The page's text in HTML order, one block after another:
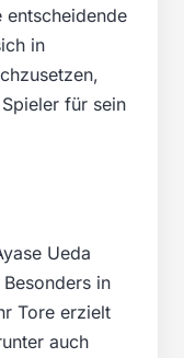
entscheidende
in
für sein
Ueda
in
Tore erzielt
auch